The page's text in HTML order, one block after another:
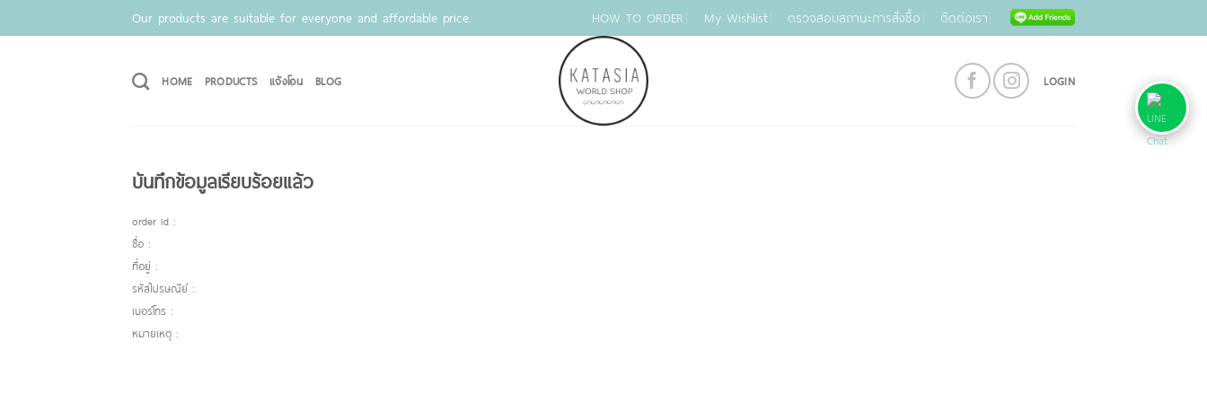
to
Our products are suitable for everyone and affordable price. HOW TO ORDER My Wishlist ตรวจสอบสถานะการสั่งซื้อ ติดต่อเรา
HOME PRODUCTS แจ้งโอน BLOG LOGIN
บันทึกข้อมูลเรียบร้อยแล้ว
order id :
ชื่อ :
ที่อยู่ :
รหัสไปรษณีย์ :
เบอร์โทร :
หมายเหตุ :